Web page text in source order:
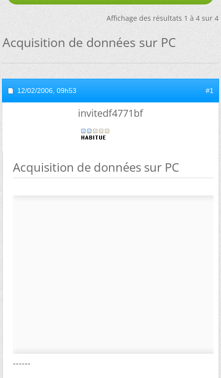
Affichage des résultats 1 à 4 sur 4
Acquisition de données sur PC
12/02/2006, 09h53 #1
invitedf4771bf
Acquisition de données sur PC
------